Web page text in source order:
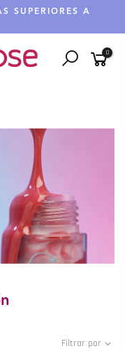
SUPERIORES A
0
Filtrar por